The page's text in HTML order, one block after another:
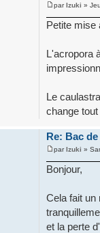
parIzuki »
Petite mise
L'acropora
Le
change
Re: Bac
parIzuki »
Bonjour,
Cela fait un
et la perte